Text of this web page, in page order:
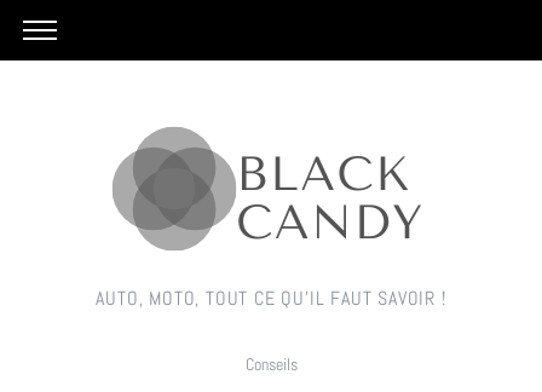
AUTO, MOTO, TOUT CE QU'IL FAUT SAVOIR !
Conseils